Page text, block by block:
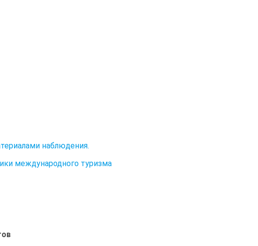
наблюдения.
международного туризма